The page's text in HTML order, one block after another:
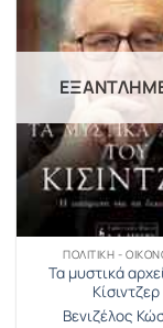
ΠΟΛΙΤΙΚΉ -
Τα μυστικά
Κίσιντζερ
Βενιζέλος